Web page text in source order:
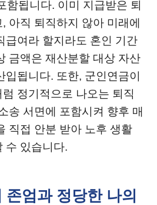
함됩니다. 이미 지급받은 퇴
아직 퇴직하지 않아 미래에
급여라 할지라도 혼인 기간
금액은 재산분할 대상 자산
입됩니다. 또한, 군인연금이
정기적으로 나오는 퇴직
송 서면에 포함시켜 향후 매
직접 안분 받아 노후 생활
수 있습니다.
존엄과 정당한 나의